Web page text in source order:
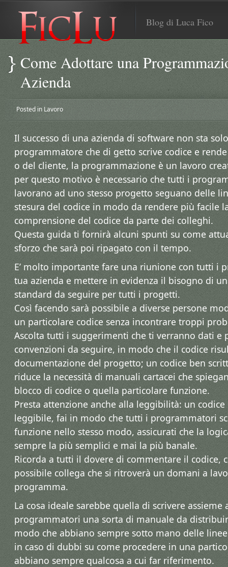
Blog di Luca Fico
Come Adottare una
Azienda
Posted in Lavoro
Il successo di una azienda di software non sta
programmatore che di getto scrive codice e rende
o del cliente, la programmazione è un lavoro
per questo motivo è necessario che tutti i
lavorano ad uno stesso progetto seguano delle
stesura del codice in modo da rendere più facile
comprensione del codice da parte dei colleghi.
Questa guida ti fornirà alcuni spunti su come
sforzo che sarà poi ripagato con il tempo.
E’ molto importante fare una riunione con tutti i
tua azienda e mettere in evidenza il bisogno di
standard da seguire per tutti i progetti.
Così facendo sarà possibile a diverse persone
un particolare codice senza incontrare troppi
Ascolta tutti i suggerimenti che ti verranno dati e
convenzioni da seguire, in modo che il codice
documentazione del progetto; un codice ben
riduce la necessità di manuali cartacei che
blocco di codice o quella particolare funzione.
Presta attenzione anche alla leggibilità: un
leggibile, fai in modo che tutti i programmatori
funzione nello stesso modo, assicurati che la
sempre la più semplici e mai la più banale.
Ricorda a tutti il dovere di commentare il codice,
possibile collega che si ritroverà un domani a
programma.
La cosa ideale sarebbe quella di scrivere assieme
programmatori una sorta di manuale da
modo che abbiano sempre sotto mano delle
in caso di dubbi su come procedere in una
abbiano sempre qualcosa a cui far riferimento.